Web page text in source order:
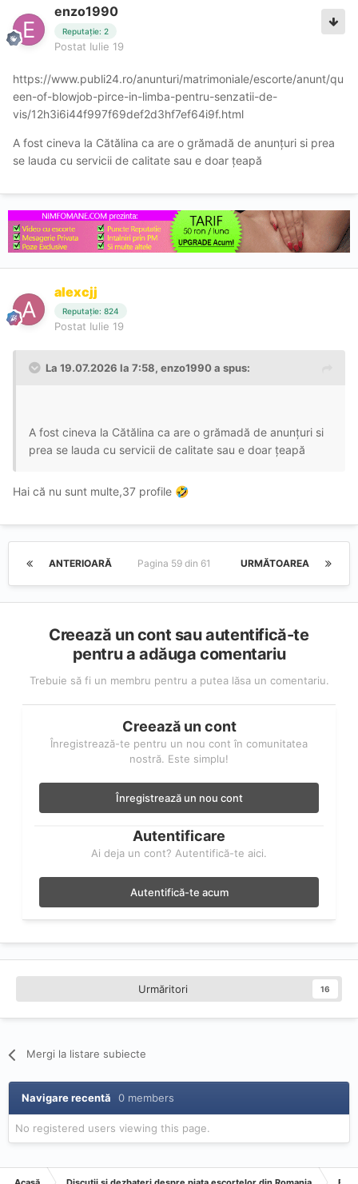
enzo1990
Reputație: 2
Postat Iulie 19
https://www.publi24.ro/anunturi/matrimoniale/escorte/anunt/qu
een-of-blowjob-pirce-in-limba-pentru-senzatii-de-
vis/12h3i6i44f997f69def2d3hf7ef64i9f.html
A fost cineva la Cătălina ca are o grămadă de anunțuri si prea
se lauda cu servicii de calitate sau e doar țeapă
alexcjj
Reputație: 824
Postat Iulie 19
La 19.07.2026 la 7:58, enzo1990a spus:
A fost cineva la Cătălina ca are o grămadă de anunțuri si
prea se lauda cu servicii de calitate sau e doar țeapă
Hai că nu sunt multe,37 profile 🤣
ANTERIOARĂ URMĂTOAREA
Pagina 59 din 61
Creează un cont sau autentifică-te
pentru a adăuga comentariu
Trebuie să fi un membru pentru a putea lăsa un comentariu.
Creează un cont
Înregistrează-te pentru un nou cont în comunitatea
nostră. Este simplu!
Înregistrează un nou cont
Autentificare
Ai deja un cont? Autentifică-te aici.
Autentifică-te acum
Urmăritori 16
Mergi la listare subiecte
Navigare recentă 0 members
No registered users viewing this page.